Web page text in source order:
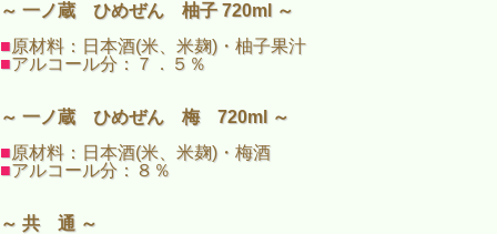
～ 一ノ蔵 ひめぜん 柚子 720ml ～
■原材料：日本酒(米、米麹)・柚子果汁
■アルコール分：７．５％
～ 一ノ蔵 ひめぜん 梅 720ml ～
■原材料：日本酒(米、米麹)・梅酒
■アルコール分：８％
～ 共 通 ～